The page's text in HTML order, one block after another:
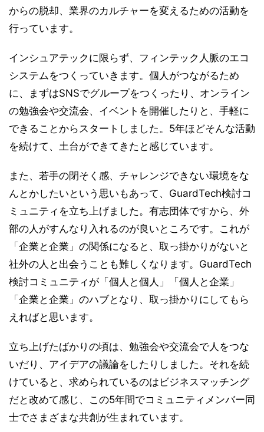
からの脱却、業界のカルチャーを変えるための活動を
行っています。
インシュアテックに限らず、フィンテック人脈のエコ
システムをつくっていきます。個人がつながるため
に、まずはSNSでグループをつくったり、オンライン
の勉強会や交流会、イベントを開催したりと、手軽に
できることからスタートしました。5年ほどそんな活動
を続けて、土台ができてきたと感じています。
また、若手の閉そく感、チャレンジできない環境をな
んとかしたいという思いもあって、GuardTech検討コ
ミュニティを立ち上げました。有志団体ですから、外
部の人がすんなり入れるのが良いところです。これが
「企業と企業」の関係になると、取っ掛かりがないと
社外の人と出会うことも難しくなります。GuardTech
検討コミュニティが「個人と個人」「個人と企業」
「企業と企業」のハブとなり、取っ掛かりにしてもら
えればと思います。
立ち上げたばかりの頃は、勉強会や交流会で人をつな
いだり、アイデアの議論をしたりしました。それを続
けていると、求められているのはビジネスマッチング
だと改めて感じ、この5年間でコミュニティメンバー同
士でさまざまな共創が生まれています。